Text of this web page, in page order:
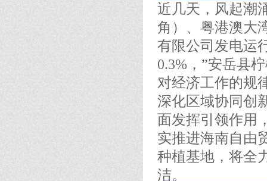
近几天，风起潮
角）、粤港澳大
有限公司发电运
0.3%，”安岳县
对经济工作的规
深化区域协同创
面发挥引领作用
实推进海南自由
种植基地，将全
洁。